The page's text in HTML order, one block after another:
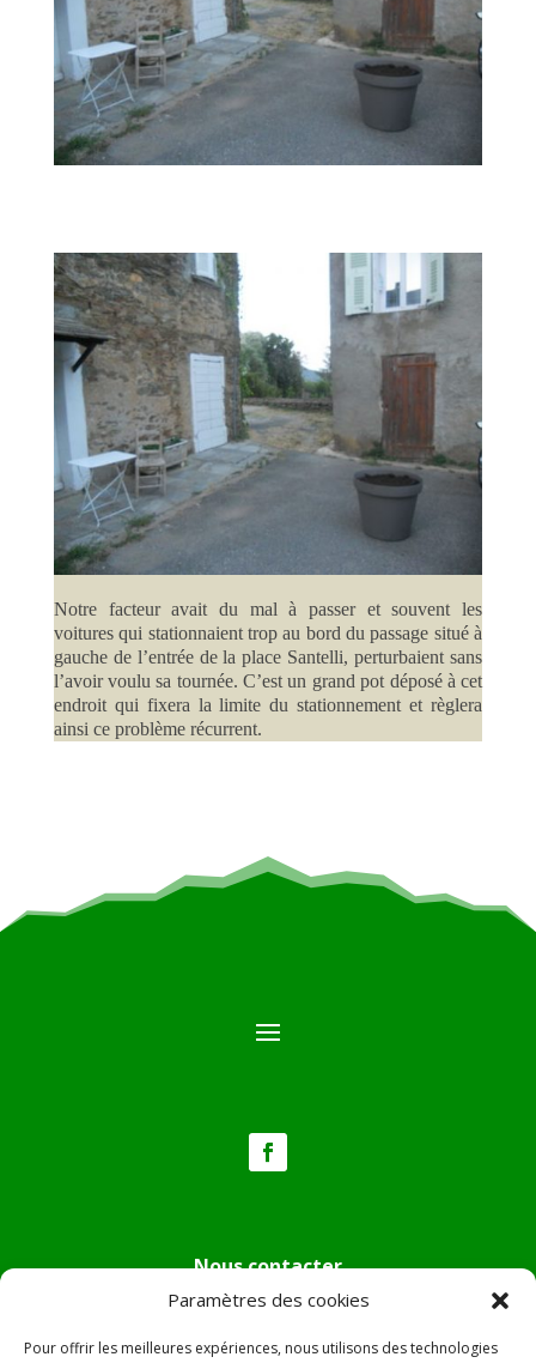
Paramètres des cookies
Pour offrir les meilleures expériences, nous utilisons des technologies
Notre facteur avait du mal à passer et souvent les
voitures qui stationnaient trop au bord du passage situé à
gauche de l’entrée de la place Santelli, perturbaient sans
l’avoir voulu sa tournée. C’est un grand pot déposé à cet
endroit qui fixera la limite du stationnement et règlera
ainsi ce problème récurrent.
Nous contacter
Tél :04.95.36.24.02
Mail:
mairie.pietradiverde@wanadoo.fr